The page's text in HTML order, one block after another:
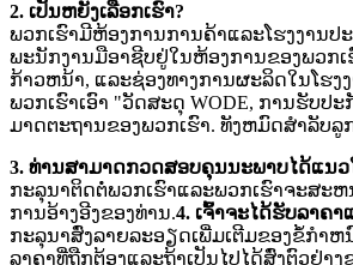
2. ເປັນຫຍັງເລືອກເຮົາ?
ພວກເຮົາມີຫ້ອງການການຄ້າແລະໂຮງງານປ
ພະນັກງານມືອາຊີບຢູ່ໃນຫ້ອງການຂອງພວກ
ກ້າວຫນ້າ, ແລະຊ່ອງທາງການຜະລິດໃນໂຮງ
ພວກເຮົາເອົາ "ວັດສະດຸ WODE, ການຮັບປ
ມາດຕະຖານຂອງພວກເຮົາ. ທັງ​ຫມົດ​ສໍາ​ລັບ​ລູ
3. ທ່ານສາມາດກວດສອບຄຸນນະພາບໄດ້ແນວ
ກະລຸນາຕິດຕໍ່ພວກເຮົາແລະພວກເຮົາຈະສະຫ
ການອ້າງອີງຂອງທ່ານ.4. ເຈົ້າຈະໄດ້ຮັບລາຄາ
ກະລຸນາສົ່ງລາຍລະອຽດເພີ່ມເຕີມຂອງຂໍ້ກໍາຫ
ລາຄາທີ່ຖືກຕ້ອງແລະຖ້າເປັນໄປໄດ້ສົ່ງຕົວຢ່າງ